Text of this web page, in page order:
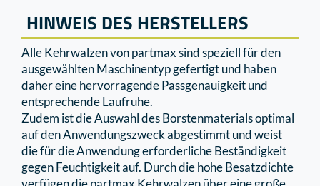
HINWEIS DES HERSTELLERS
Alle Kehrwalzen von partmax sind speziell für den
ausgewählten Maschinentyp gefertigt und haben
daher eine hervorragende Passgenauigkeit und
entsprechende Laufruhe.
Zudem ist die Auswahl des Borstenmaterials optimal
auf den Anwendungszweck abgestimmt und weist
die für die Anwendung erforderliche Beständigkeit
gegen Feuchtigkeit auf. Durch die hohe Besatzdichte